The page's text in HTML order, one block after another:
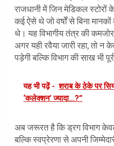
राजधानी में जिन मेडिकल स्टोरों
कई ऐसे थे जो वर्षों से बिना
थे। यह विभागीय तंत्र की कमजोर
अगर यही रवैया जारी रहा, तो न
पड़ेगी बल्कि विभाग की साख भी
यह भी पढ़ें - शराब के ठेके पर
‘कलेक्शन’ ज्यादा...?”
अब जरूरत है कि ड्रग विभाग
बल्कि स्वप्रेरणा से अपनी